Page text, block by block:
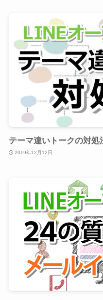
テーマ違いトークの対処
2019年12月12日